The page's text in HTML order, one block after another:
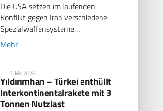
Die USA setzen im laufenden
Konflikt gegen Iran verschiedene
Spezialwaffensysteme…
Mehr
7. Mai 2026
Yıldırımhan – Türkei enthüllt
Interkontinentalrakete mit 3
Tonnen Nutzlast